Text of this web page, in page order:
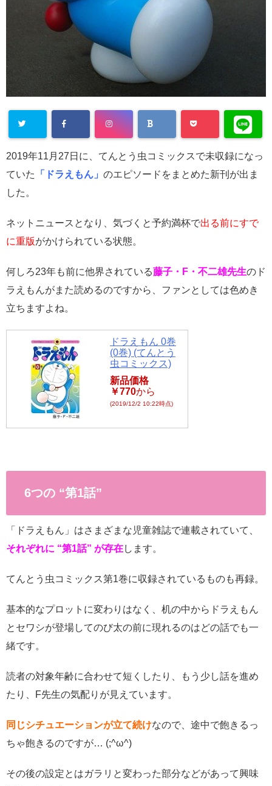
/home/cityli
ght31/head
content/plu
gins/sns-
count-
cache/sns-
2019年11月27日に、てんとう虫コミックスで未収録になっ
ていた
「ドラえもん」 のエピソードをまとめた新刊が出ま
した。
ネットニュースとなり、気づくと予約満杯で出る前にすで
に重版がかけられている状態。
何しろ23年も前に他界されている藤子・F・不二雄先生のド
ラえもんがまた読めるのですから、ファンとしては色めき
立ちますよね。
ドラえもん 0巻
(0巻) (てんとう
虫コミックス)
新品価格
￥770から
(2019/12/2 10:22時点)
6つの “第1話”
「ドラえもん」はさまざまな児童雑誌で連載されていて、
それぞれに “第1話” が存在します。
てんとう虫コミックス第1巻に収録されているものも再録。
基本的なプロットに変わりはなく、机の中からドラえもん
とセワシが登場してのび太の前に現れるのはどの話でも一
緒です。
読者の対象年齢に合わせて短くしたり、もう少し話を進め
たり、F先生の気配りが見えています。
同じシチュエーションが立て続けなので、途中で飽きるっ
ちゃ飽きるのですが… (;^ω^)
その後の設定とはガラリと変わった部分などがあって興味